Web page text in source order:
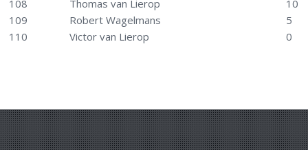
108
Thomas van Lierop
10
109
Robert Wagelmans
5
110
Victor van Lierop 0